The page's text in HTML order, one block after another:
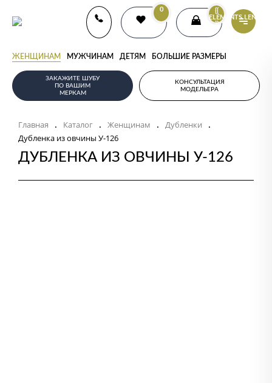
0
{{
ELEMENTS.LENGTH
}}
ЖЕНЩИНАМ МУЖЧИНАМ ДЕТЯМ БОЛЬШИЕ РАЗМЕРЫ
ЗАКАЖИТЕ ШУБУ
ПО ВАШИМ
МЕРКАМ
КОНСУЛЬТАЦИЯ
МОДЕЛЬЕРА
Главная . Каталог . Женщинам . Дубленки .
Дубленка из овчины У-126
ДУБЛЕНКА ИЗ ОВЧИНЫ У-126